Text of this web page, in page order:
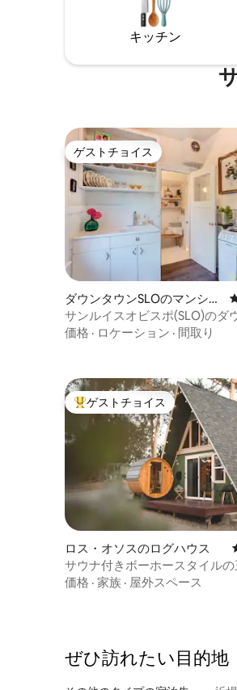
卓球、コネクト4、ポップアシ
ど、家族で楽しめるゲームを提
キッチン
ゲストチョイス
ゲストチョイス
ダウンタウンSLOのマンショ
ン・アパート
サンルイスオビスポ(SLO)のダ
中心部にある、多彩なアパート
価格 · ロケーション · 間取り
大好評のゲストチョイスです。
ゲストチョイス
ロス・オソスのログハウス
サウナ付きボーホースタイル
ログハウス
価格 · 家族 · 屋外スペース
ぜひ訪⁠れ⁠た⁠い目⁠的⁠地